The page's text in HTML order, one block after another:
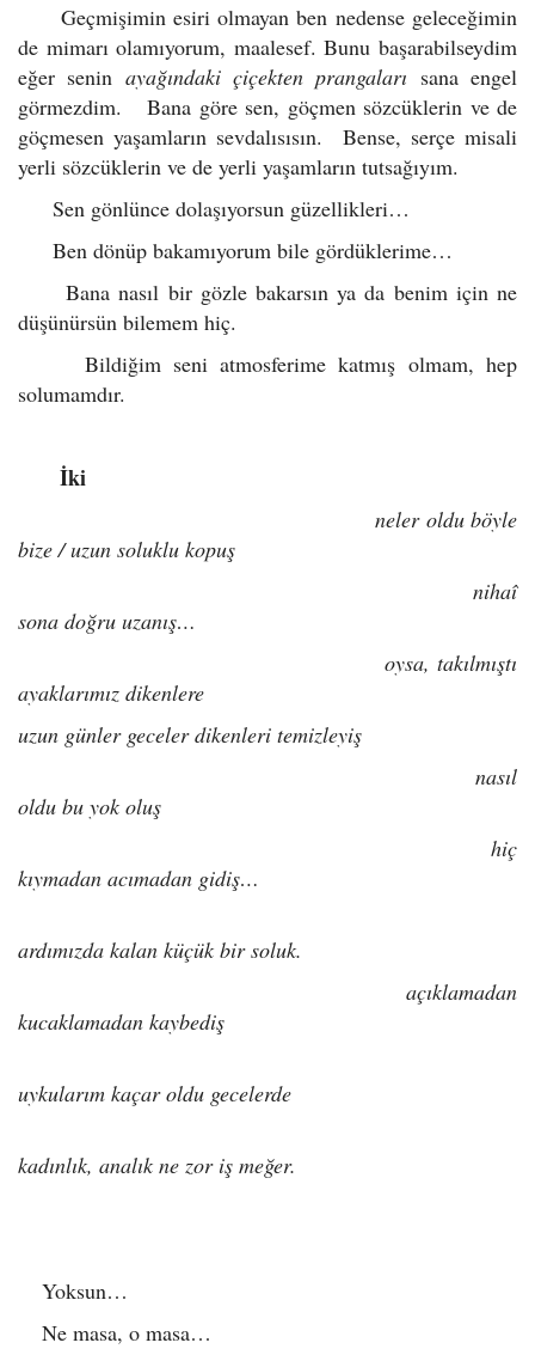
Geçmişimin esiri olmayan ben nedense geleceğimin
de mimarı olamıyorum, maalesef. Bunu başarabilseydim
eğer senin ayağındaki çiçekten prangaları sana engel
görmezdim. Bana göre sen, göçmen sözcüklerin ve de
göçmesen yaşamların sevdalısısın. Bense, serçe misali
yerli sözcüklerin ve de yerli yaşamların tutsağıyım.
Sen gönlünce dolaşıyorsun güzellikleri…
Ben dönüp bakamıyorum bile gördüklerime…
Bana nasıl bir gözle bakarsın ya da benim için ne
düşünürsün bilemem hiç.
Bildiğim seni atmosferime katmış olmam, hep
solumamdır.
İki
neler oldu böyle
bize / uzun soluklu kopuş
nihaî
sona doğru uzanış…
oysa, takılmıştı
ayaklarımız dikenlere
uzun günler geceler dikenleri temizleyiş
nasıl
oldu bu yok oluş
hiç
kıymadan acımadan gidiş…
ardımızda kalan küçük bir soluk.
açıklamadan
kucaklamadan kaybediş
uykularım kaçar oldu gecelerde
kadınlık, analık ne zor iş meğer.
Yoksun…
Ne masa, o masa…